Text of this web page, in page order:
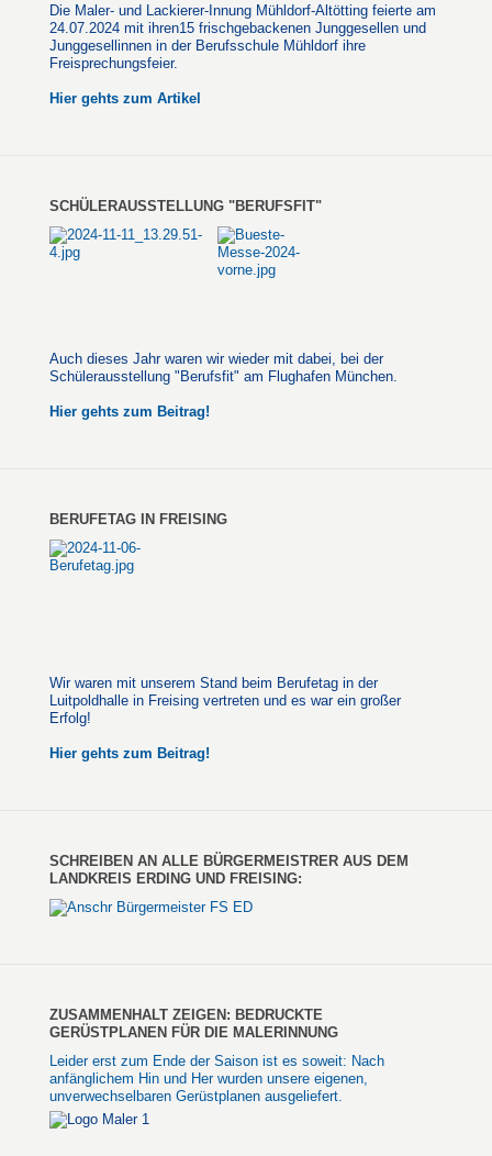
Die Maler- und Lackierer-Innung Mühldorf-Altötting feierte am
24.07.2024 mit ihren15 frischgebackenen Junggesellen und
Junggesellinnen in der Berufsschule Mühldorf ihre
Freisprechungsfeier.
Hier gehts zum Artikel
SCHÜLERAUSSTELLUNG "BERUFSFIT"
Auch dieses Jahr waren wir wieder mit dabei, bei der
Schülerausstellung "Berufsfit" am Flughafen München.
Hier gehts zum Beitrag!
BERUFETAG IN FREISING
Wir waren mit unserem Stand beim Berufetag in der
Luitpoldhalle in Freising vertreten und es war ein großer
Erfolg!
Hier gehts zum Beitrag!
SCHREIBEN AN ALLE BÜRGERMEISTRER AUS DEM
LANDKREIS ERDING UND FREISING:
ZUSAMMENHALT ZEIGEN: BEDRUCKTE
GERÜSTPLANEN FÜR DIE MALERINNUNG
Leider erst zum Ende der Saison ist es soweit: Nach
anfänglichem Hin und Her wurden unsere eigenen,
unverwechselbaren Gerüstplanen ausgeliefert.